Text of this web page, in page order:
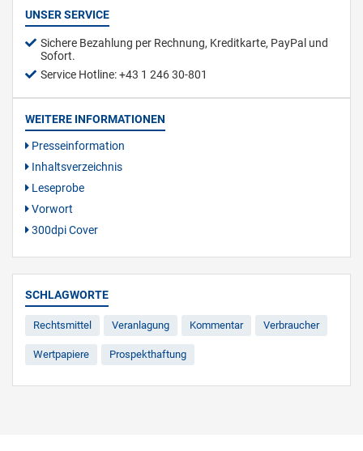
UNSER SERVICE
Sichere Bezahlung per Rechnung, Kreditkarte, PayPal und
Sofort.
Service Hotline: +43 1 246 30-801
WEITERE INFORMATIONEN
Presseinformation
Inhaltsverzeichnis
Leseprobe
Vorwort
300dpi Cover
SCHLAGWORTE
Rechtsmittel Veranlagung Kommentar Verbraucher
Wertpapiere Prospekthaftung